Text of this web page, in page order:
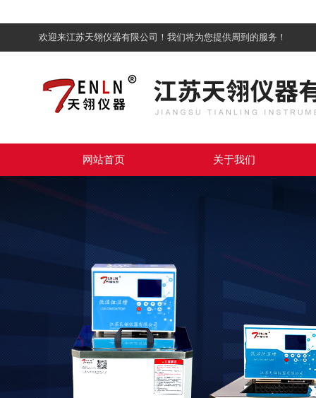
欢迎来江苏天翎仪器有限公司！我们将为您提供周到的服务！
网站首页 关于我们